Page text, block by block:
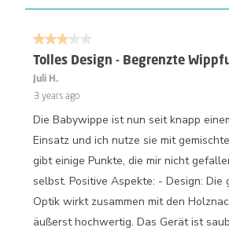
3 out of 5 stars.
Tolles Design - Begrenzte
Juli H.
3 years ago
Die Babywippe ist nun seit knapp
Einsatz und ich nutze sie mit
gibt einige Punkte, die mir nicht
selbst. Positive Aspekte: - Design: Die
Optik wirkt zusammen mit den
äußerst hochwertig. Das Gerät ist